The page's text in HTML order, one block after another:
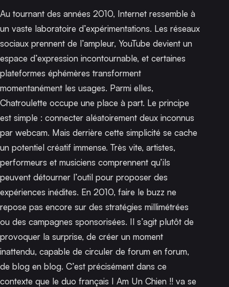
Au tournant des années 2010, Internet ressemble à
un vaste laboratoire d’expérimentations. Les réseaux
sociaux prennent de l’ampleur, YouTube devient un
espace d’expression incontournable, et certaines
plateformes éphémères transforment
momentanément les usages. Parmi elles,
Chatroulette occupe une place à part. Le principe
est simple : connecter aléatoirement deux inconnus
par webcam. Mais derrière cette simplicité se cache
un potentiel créatif immense. Très vite, artistes,
performeurs et musiciens comprennent qu’ils
peuvent détourner l’outil pour proposer des
expériences inédites. En 2010, faire le buzz ne
repose pas encore sur des stratégies millimétrées
ou des campagnes sponsorisées. Il s’agit plutôt de
provoquer la surprise, de créer un moment
inattendu, capable de circuler de forum en forum,
de blog en blog. C’est précisément dans ce
contexte que le duo français I Am Un Chien !! va se